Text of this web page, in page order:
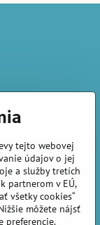
tejto webovej
údajov o jej
a služby tretích
partnerom v EÚ,
všetky cookies“
môžete nájsť
preferencie.